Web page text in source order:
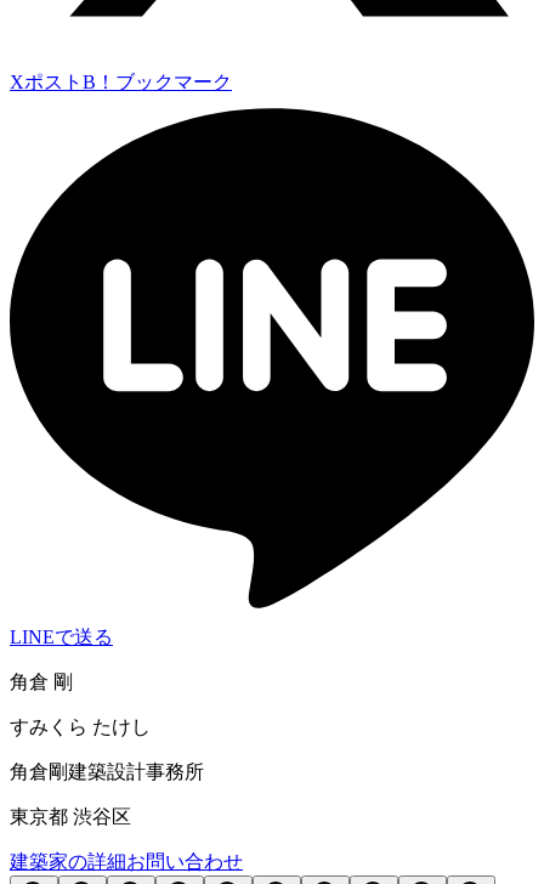
Xポスト B！ブックマーク
LINEで送る
角倉 剛
すみくら たけし
角倉剛建築設計事務所
東京都 渋谷区
建築家の詳細お問い合わせ